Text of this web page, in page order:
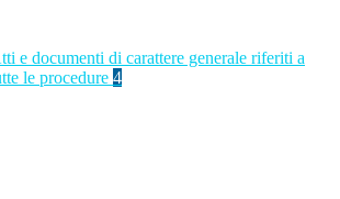
e documenti di carattere generale riferiti a
le procedure 4